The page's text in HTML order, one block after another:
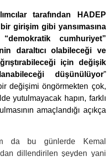
tarafından HADEP
girişim gibi yansımasına
cumhuriyet”
daraltıcı olabileceği ve
için değişik
düşünülüyor”
değişimi öngörmekten çok,
yutulmayacak hapın, farklı
amaçlandığı açıkça
da bu günlerde Kemal
dillendirilen şeyden yani